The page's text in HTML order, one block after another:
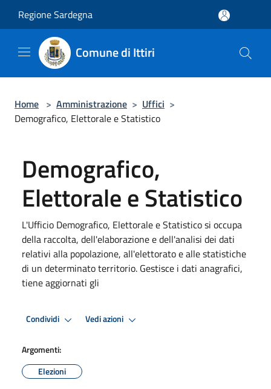
Regione Sardegna
Comune di Ittiri
Home > Amministrazione > Uffici >
Demografico, Elettorale e Statistico
Demografico,
Elettorale e Statistico
L'Ufficio Demografico, Elettorale e Statistico si occupa
della raccolta, dell'elaborazione e dell'analisi dei dati
relativi alla popolazione, all'elettorato e alle statistiche
di un determinato territorio. Gestisce i dati anagrafici,
tiene aggiornati gli
Condividi Vedi azioni
Argomenti:
Elezioni